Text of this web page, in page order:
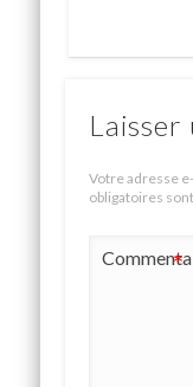
Laisser
Votre adresse
obligatoires
*